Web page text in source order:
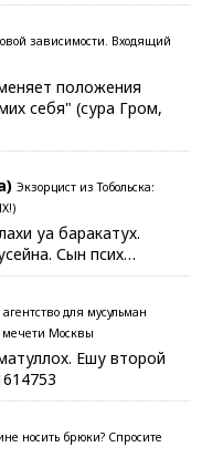
зависимости. Входящий
положения
себя" (сура Гром,
Экзорцист из Тобольска:
уа баракатух.
Сын псих…
для мусульман
мечети Москвы
Ешу второй
носить брюки? Спросите